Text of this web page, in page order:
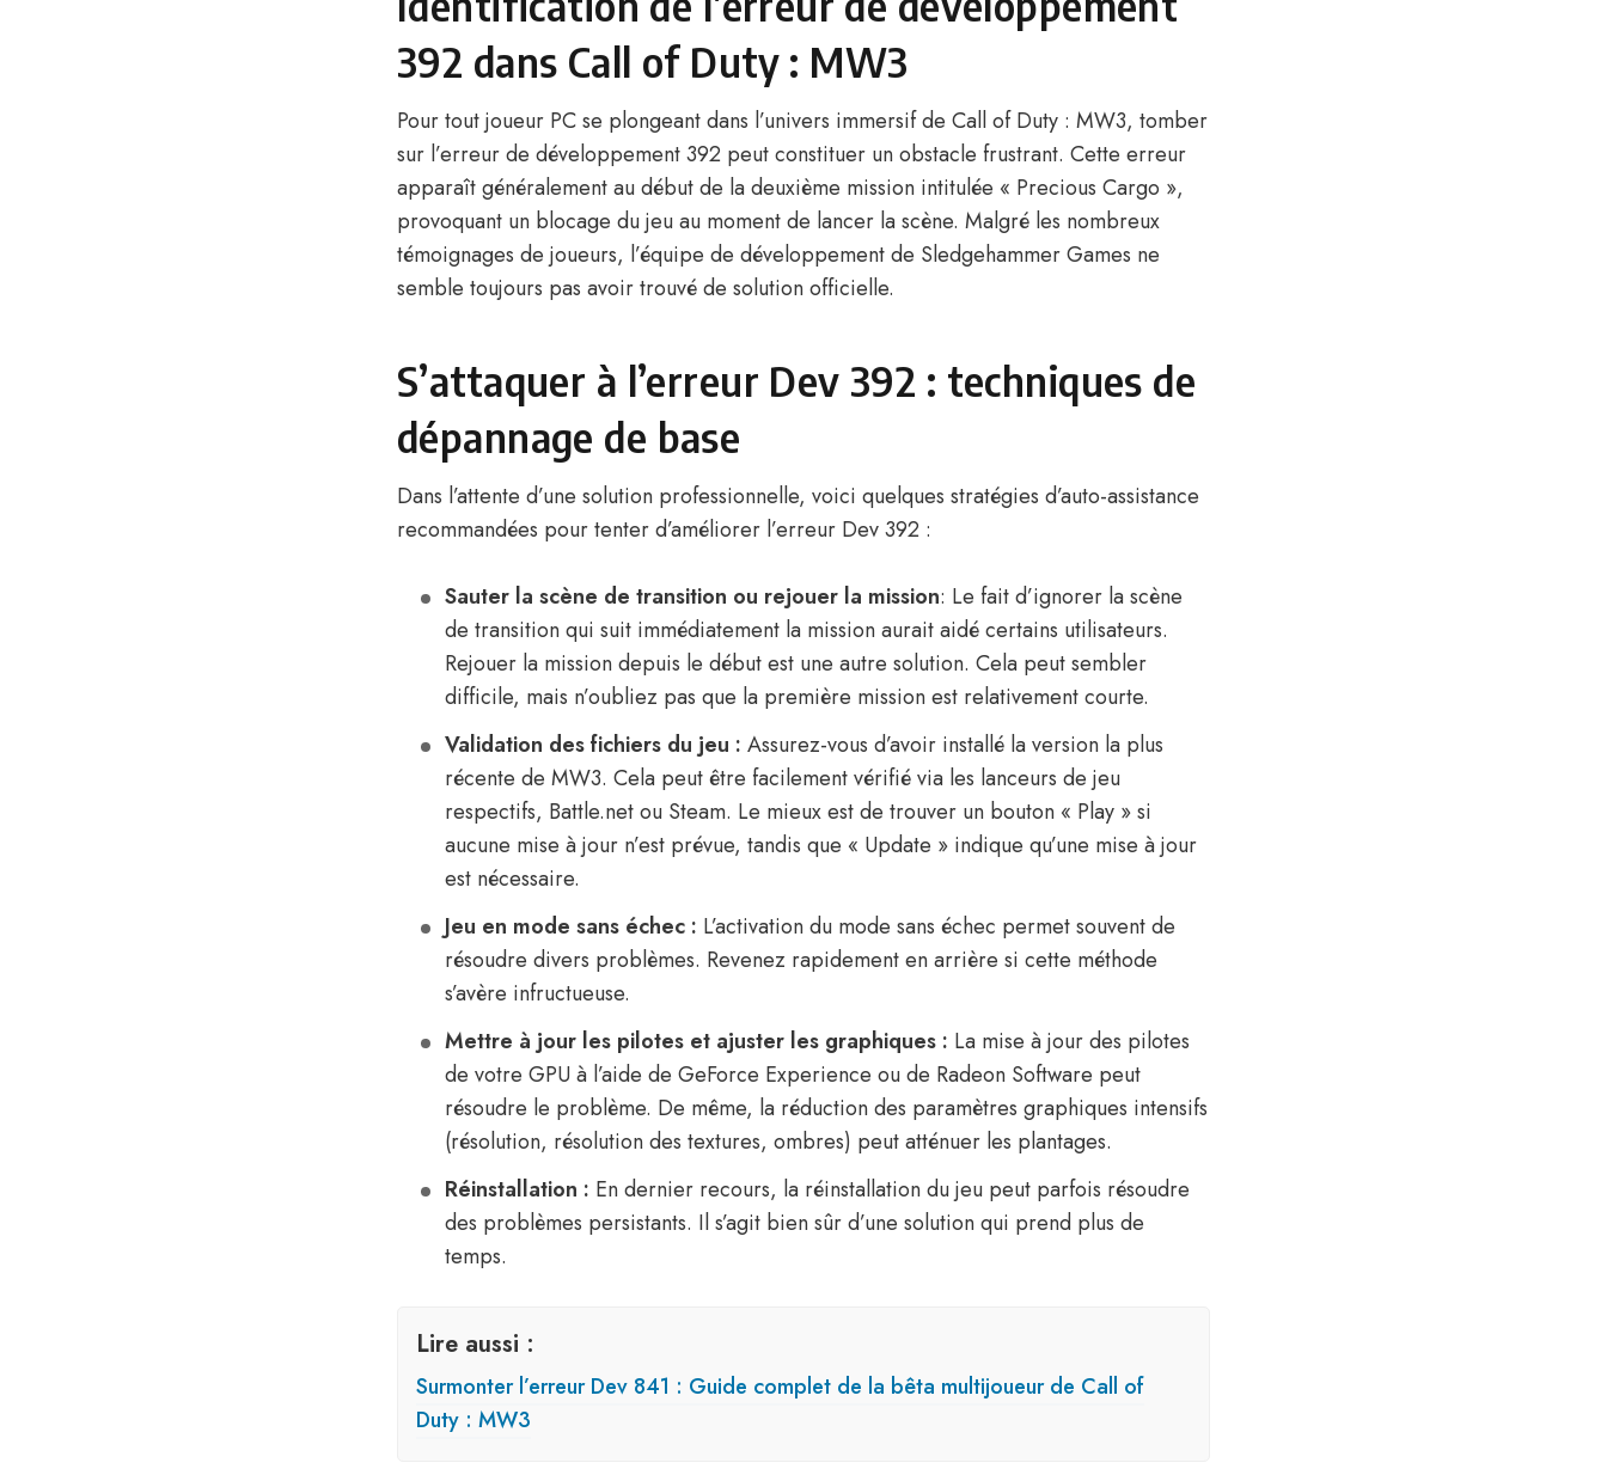
392 dans Call of Duty : MW3
Pour tout joueur PC se plongeant dans l’univers immersif de Call of Duty : MW3, tomber
sur l’erreur de développement 392 peut constituer un obstacle frustrant. Cette erreur
apparaît généralement au début de la deuxième mission intitulée « Precious Cargo »,
provoquant un blocage du jeu au moment de lancer la scène. Malgré les nombreux
témoignages de joueurs, l’équipe de développement de Sledgehammer Games ne
semble toujours pas avoir trouvé de solution officielle.
S’attaquer à l’erreur Dev 392 : techniques de
dépannage de base
Dans l’attente d’une solution professionnelle, voici quelques stratégies d’auto-assistance
recommandées pour tenter d’améliorer l’erreur Dev 392 :
Sauter la scène de transition ou rejouer la mission: Le fait d’ignorer la scène
de transition qui suit immédiatement la mission aurait aidé certains utilisateurs.
Rejouer la mission depuis le début est une autre solution. Cela peut sembler
difficile, mais n’oubliez pas que la première mission est relativement courte.
Validation des fichiers du jeu : Assurez-vous d’avoir installé la version la plus
récente de MW3. Cela peut être facilement vérifié via les lanceurs de jeu
respectifs, Battle.net ou Steam. Le mieux est de trouver un bouton « Play » si
aucune mise à jour n’est prévue, tandis que « Update » indique qu’une mise à jour
est nécessaire.
Jeu en mode sans échec : L’activation du mode sans échec permet souvent de
résoudre divers problèmes. Revenez rapidement en arrière si cette méthode
s’avère infructueuse.
Mettre à jour les pilotes et ajuster les graphiques : La mise à jour des pilotes
de votre GPU à l’aide de GeForce Experience ou de Radeon Software peut
résoudre le problème. De même, la réduction des paramètres graphiques intensifs
(résolution, résolution des textures, ombres) peut atténuer les plantages.
Réinstallation : En dernier recours, la réinstallation du jeu peut parfois résoudre
des problèmes persistants. Il s’agit bien sûr d’une solution qui prend plus de
temps.
Lire aussi :
Surmonter l’erreur Dev 841 : Guide complet de la bêta multijoueur de Call of
Duty : MW3